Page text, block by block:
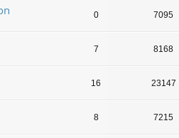
0 7095
7 8168
16 23147
8 7215